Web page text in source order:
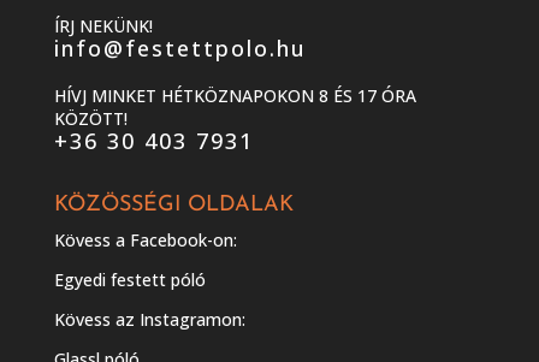
ÍRJ NEKÜNK!
info@festettpolo.hu
HÍVJ MINKET HÉTKÖZNAPOKON 8 ÉS 17 ÓRA
KÖZÖTT!
+36 30 403 7931
KÖZÖSSÉGI OLDALAK
Kövess a Facebook-on:
Egyedi festett póló
Kövess az Instagramon: